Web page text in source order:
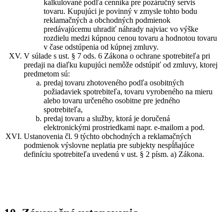
kalkulované podľa cenníka pre pozáručný servis
tovaru. Kupujúci je povinný v zmysle tohto bodu
reklamačných a obchodných podmienok
predávajúcemu uhradiť náhrady najviac vo výške
rozdielu medzi kúpnou cenou tovaru a hodnotou tovaru
v čase odstúpenia od kúpnej zmluvy.
V súlade s ust. § 7 ods. 6 Zákona o ochrane spotrebiteľa pri
predaji na diaľku kupujúci nemôže odstúpiť od zmluvy, ktorej
predmetom sú:
predaj tovaru zhotoveného podľa osobitných
požiadaviek spotrebiteľa, tovaru vyrobeného na mieru
alebo tovaru určeného osobitne pre jedného
spotrebiteľa,
predaj tovaru a služby, ktorá je doručená
elektronickými prostriedkami napr. e-mailom a pod.
Ustanovenia čl. 9 týchto obchodných a reklamačných
podmienok výslovne neplatia pre subjekty nespĺňajúce
definíciu spotrebiteľa uvedenú v ust. § 2 písm. a) Zákona.